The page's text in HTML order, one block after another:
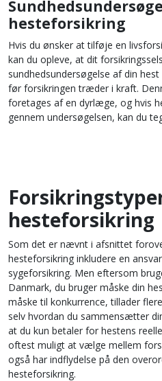
hesteforsikring
Hvis du ønsker at tilføje en
kan du opleve, at dit
sundhedsundersøgelse af din
før forsikringen træder i kraft.
foretages af en dyrlæge, og hvis
gennem undersøgelsen, kan du
hesteforsikring
Som det er nævnt i afsnittet
hesteforsikring inkludere en
sygeforsikring. Men eftersom
Danmark, du bruger måske din
måske til konkurrence, tillader
selv hvordan du sammensætter
at du kun betaler for hestens
oftest muligt at vælge mellem
også har indflydelse på den
hesteforsikring.